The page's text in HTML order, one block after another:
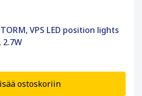
VPS LED position lights
ostoskoriin